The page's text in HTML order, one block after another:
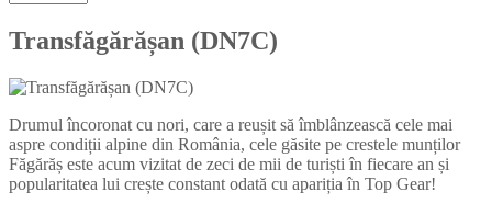
Transfăgărășan (DN7C)
Drumul încoronat cu nori, care a reușit să îmblânzească cele mai
aspre condiții alpine din România, cele găsite pe crestele munților
Făgărăș este acum vizitat de zeci de mii de turiști în fiecare an și
popularitatea lui crește constant odată cu apariția în Top Gear!